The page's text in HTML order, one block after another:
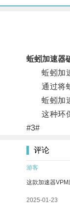
蚯蚓加速器
蚯蚓加速
通过将蚯
蚯蚓加速
这种环保
#3#
评论
游客
这款加速器VPM
2025-01-23